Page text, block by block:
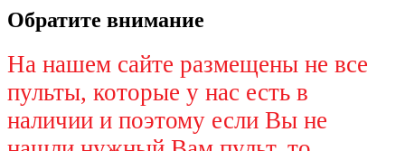
Обратите внимание
На нашем сайте размещены не все
пульты, которые у нас есть в
наличии и поэтому если Вы не